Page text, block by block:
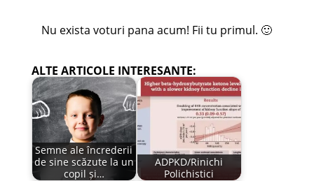
Nu exista voturi pana acum! Fii tu primul. 🙂
ALTE ARTICOLE INTERESANTE:
Semne ale încrederii
de sine scăzute la un
copil și…
ADPKD/Rinichi
Polichistici